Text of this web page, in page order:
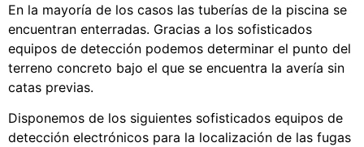
En la mayoría de los casos las tuberías de la piscina se
encuentran enterradas. Gracias a los sofisticados
equipos de detección podemos determinar el punto del
terreno concreto bajo el que se encuentra la avería sin
catas previas.
Disponemos de los siguientes sofisticados equipos de
detección electrónicos para la localización de las fugas